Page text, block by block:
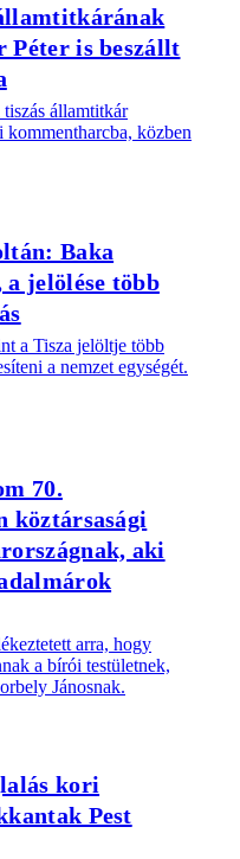
Péter is beszállt
államtitkár
kommentharcba, közben
Baka
a jelölése több
a Tisza jelöltje több
a nemzet egységét.
70.
köztársasági
aki
arra, hogy
a bírói testületnek,
Jánosnak.
kori
Pest